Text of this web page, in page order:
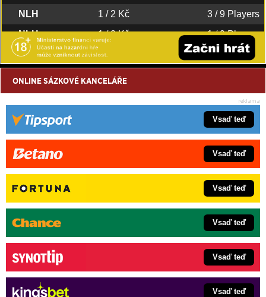
ONLINE SÁZKOVÉ KANCELÁŘE
Vsaď teď
Vsaď teď
Vsaď teď
Vsaď teď
Vsaď teď
Vsaď teď